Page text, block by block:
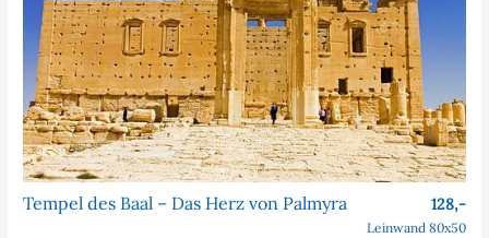
Tempel des Baal – Das Herz von Palmyra 128,-
Leinwand 80x50